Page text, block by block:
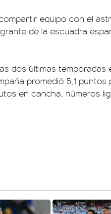
equipo con el
de la escuadra
dos últimas temporadas
promedió 5,1 puntos
en cancha, números